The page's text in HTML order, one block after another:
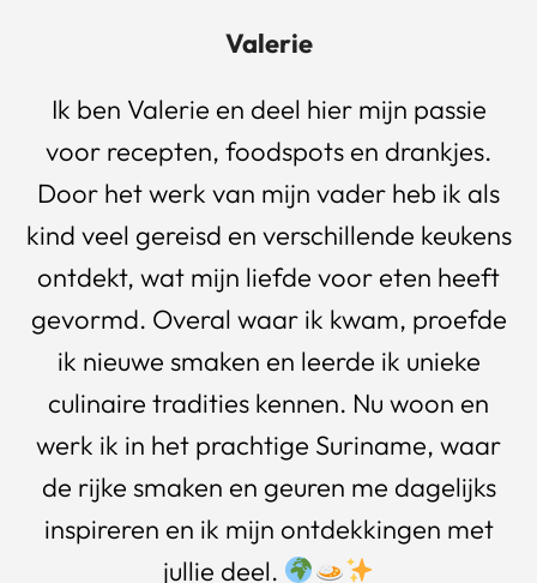
Valerie
Ik ben Valerie en deel hier mijn passie
voor recepten, foodspots en drankjes.
Door het werk van mijn vader heb ik als
kind veel gereisd en verschillende keukens
ontdekt, wat mijn liefde voor eten heeft
gevormd. Overal waar ik kwam, proefde
ik nieuwe smaken en leerde ik unieke
culinaire tradities kennen. Nu woon en
werk ik in het prachtige Suriname, waar
de rijke smaken en geuren me dagelijks
inspireren en ik mijn ontdekkingen met
jullie deel.